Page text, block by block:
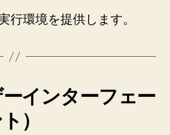
行環境を提供します。
ーインターフェー
）